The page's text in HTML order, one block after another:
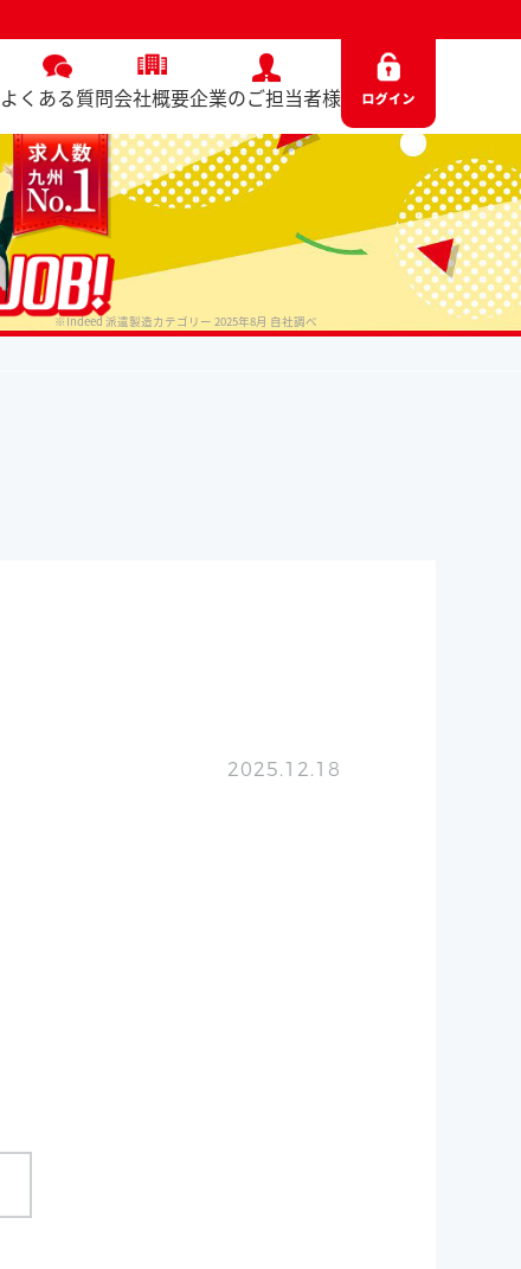
よくある質問会社概要企業のご担当者様
※Indeed 派遣製造カテゴリー 2025年8月 自社調べ
2025.12.18